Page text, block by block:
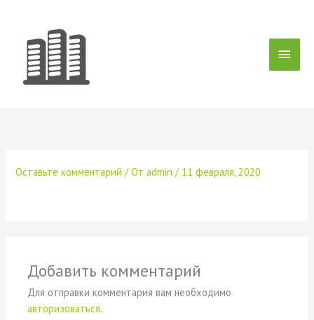
содержимому
Оставьте комментарий / Отadmin/ 11 февраля, 2020
Добавить комментарий
Для отправки комментария вам необходимо
авторизоваться.